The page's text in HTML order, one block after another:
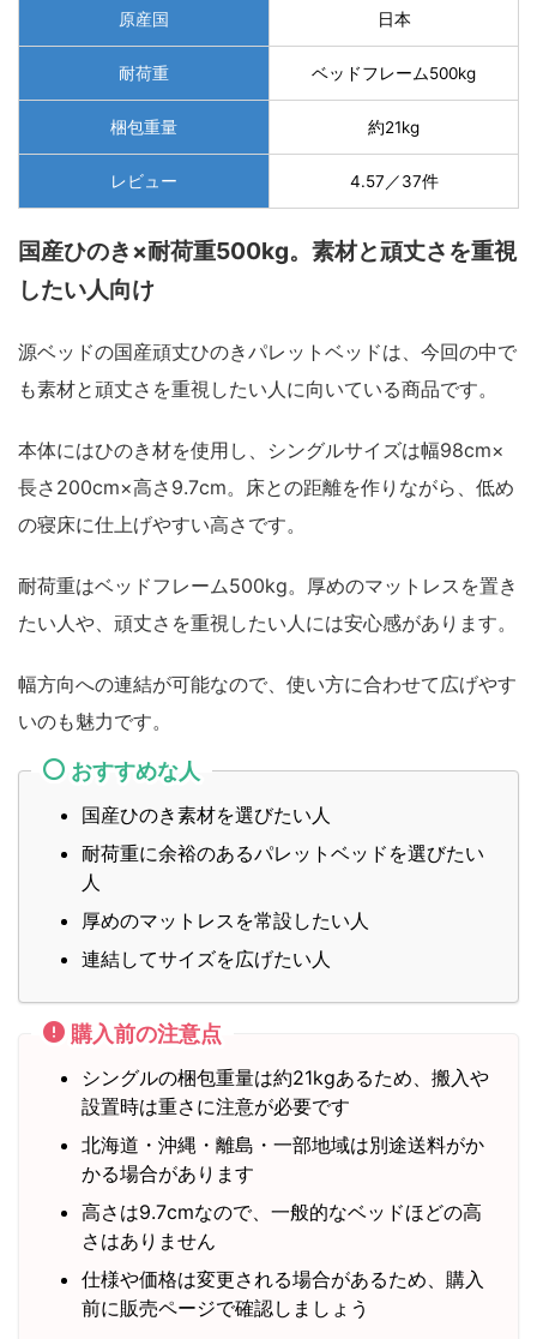
原産国 日本
耐荷重 ベッドフレーム500kg
梱包重量 約21kg
レビュー 4.57／37件
国産ひのき×耐荷重500kg。素材と頑丈さを重視
したい人向け
源ベッドの国産頑丈ひのきパレットベッドは、今回の中で
も素材と頑丈さを重視したい人に向いている商品です。
本体にはひのき材を使用し、シングルサイズは幅98cm×
長さ200cm×高さ9.7cm。床との距離を作りながら、低め
の寝床に仕上げやすい高さです。
耐荷重はベッドフレーム500kg。厚めのマットレスを置き
たい人や、頑丈さを重視したい人には安心感があります。
幅方向への連結が可能なので、使い方に合わせて広げやす
いのも魅力です。
おすすめな人
国産ひのき素材を選びたい人
耐荷重に余裕のあるパレットベッドを選びたい
人
厚めのマットレスを常設したい人
連結してサイズを広げたい人
購入前の注意点
シングルの梱包重量は約21kgあるため、搬入や
設置時は重さに注意が必要です
北海道・沖縄・離島・一部地域は別途送料がか
かる場合があります
高さは9.7cmなので、一般的なベッドほどの高
さはありません
仕様や価格は変更される場合があるため、購入
前に販売ページで確認しましょう